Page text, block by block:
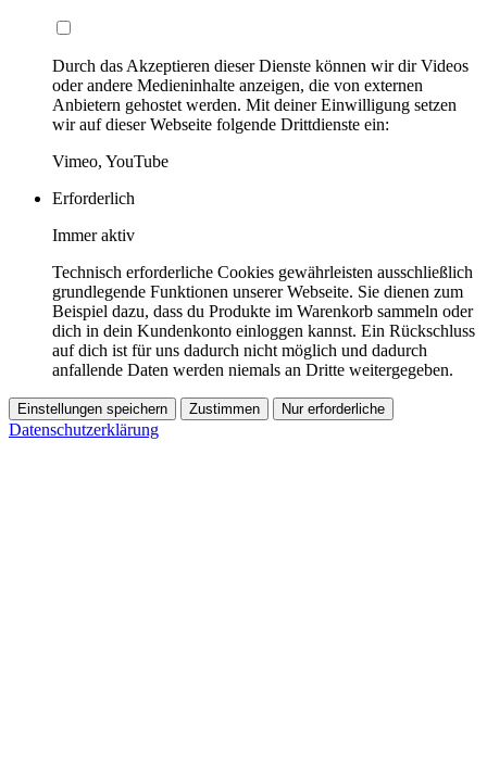
Durch das Akzeptieren dieser Dienste können wir dir Videos
oder andere Medieninhalte anzeigen, die von externen
Anbietern gehostet werden. Mit deiner Einwilligung setzen
wir auf dieser Webseite folgende Drittdienste ein:
Vimeo, YouTube
Erforderlich
Immer aktiv
Technisch erforderliche Cookies gewährleisten ausschließlich
grundlegende Funktionen unserer Webseite. Sie dienen zum
Beispiel dazu, dass du Produkte im Warenkorb sammeln oder
dich in dein Kundenkonto einloggen kannst. Ein Rückschluss
auf dich ist für uns dadurch nicht möglich und dadurch
anfallende Daten werden niemals an Dritte weitergegeben.
Einstellungen speichern Zustimmen Nur erforderliche
Datenschutzerklärung